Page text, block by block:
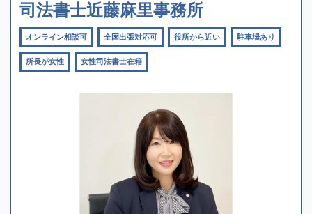
司法書士近藤麻里事務所
オンライン相談可 全国出張対応可 役所から近い 駐車場あり
所長が女性 女性司法書士在籍